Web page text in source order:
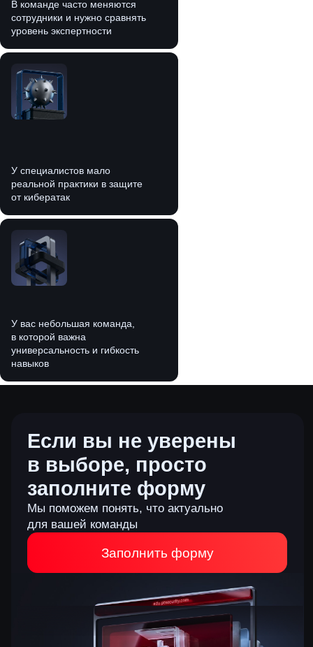
В команде часто меняются
сотрудники и нужно сравнять
уровень экспертности
У специалистов мало
реальной практики в защите
от кибератак
У вас небольшая команда,
в которой важна
универсальность и гибкость
навыков
Если вы не уверены
Мы поможем понять, что актуально
для вашей команды
Заполнить форму
1 ЭТАП: 3 МЕСЯЦА
PT EdTechLab
3 месяца системной подготовки
на синтетических кейсах
Знакомство со стеком СЗИ Positive
Technologies
Методология расследования киберинцидентов
Отработка типовых синтетических атак
в контролируемой среде
Базовый анализ событий и артефактов
2 ЭТАП: 3 МЕСЯЦА
3 месяца эксклюзивной практики
на реальных атаках с кибербитв Standoff
Реальные логи и артефакты с кибербитв